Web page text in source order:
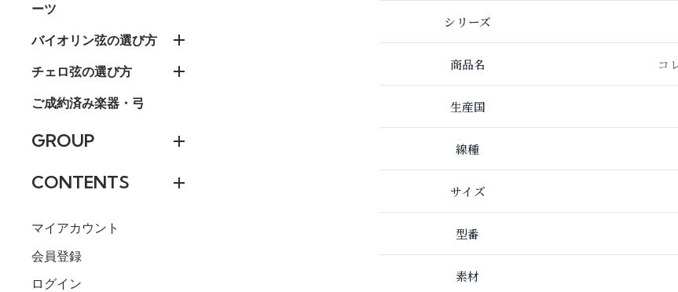
ーツ
バイオリン弦の選び方
チェロ弦の選び方
ご成約済み楽器・弓
GROUP
CONTENTS
マイアカウント
会員登録
ログイン
シリーズ
商品名 コ
生産国
線種
サイズ
型番
素材